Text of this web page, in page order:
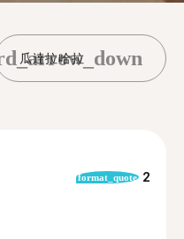
瓜達拉哈拉
format_quote 2